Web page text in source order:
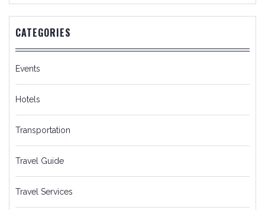
CATEGORIES
Events
Hotels
Transportation
Travel Guide
Travel Services